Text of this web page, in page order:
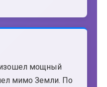
мощный
мимо Земли. По